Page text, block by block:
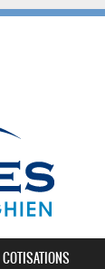
COTISATIONS